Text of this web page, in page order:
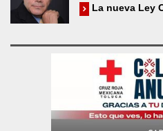
La nueva Ley